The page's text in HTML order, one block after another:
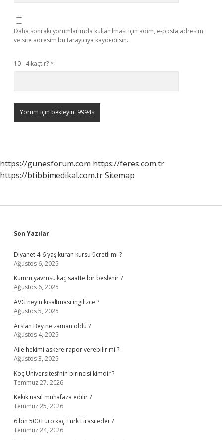
Daha sonraki yorumlarımda kullanılması için adım, e-posta adresim
ve site adresim bu tarayıcıya kaydedilsin.
10 - 4 kaçtır?*
https://gunesforum.com https://feres.com.tr
https://btibbimedikal.com.trSitemap
Sidebar
Son Yazılar
Diyanet 4-6 yaş kuran kursu ücretli mi ?
Ağustos 6, 2026
Kumru yavrusu kaç saatte bir beslenir ?
Ağustos 6, 2026
AVG neyin kısaltması ingilizce ?
Ağustos 5, 2026
Arslan Bey ne zaman öldü ?
Ağustos 4, 2026
Aile hekimi askere rapor verebilir mi ?
Ağustos 3, 2026
Koç Üniversitesi’nin birincisi kimdir ?
Temmuz 27, 2026
Kekik nasıl muhafaza edilir ?
Temmuz 25, 2026
6 bin 500 Euro kaç Türk Lirası eder ?
Temmuz 24, 2026